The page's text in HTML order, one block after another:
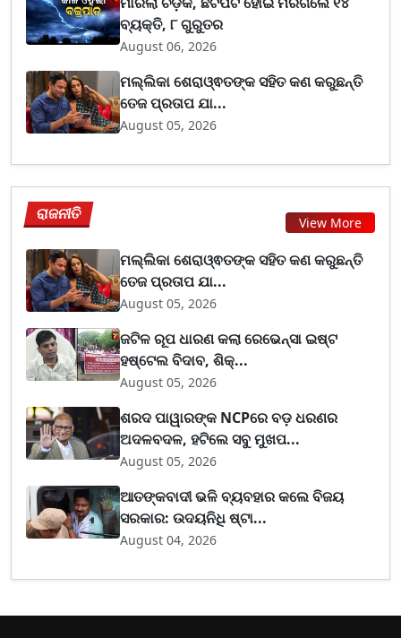
ବ୍ୟକ୍ତି, ୮ ଗୁରୁତର
August 06, 2026
ମଲ୍ଲିକା ଶେରାଓ୍ଵତଙ୍କ ସହିତ କଣ କରୁଛନ୍ତି
ତେଜ ପ୍ରତାପ ଯା...
August 05, 2026
ରାଜନୀତି View More
ମଲ୍ଲିକା ଶେରାଓ୍ଵତଙ୍କ ସହିତ କଣ କରୁଛନ୍ତି
ତେଜ ପ୍ରତାପ ଯା...
August 05, 2026
ଜଟିଳ ରୂପ ଧାରଣ କଲା ରେଭେନ୍ସା ଇଷ୍ଟ
ହଷ୍ଟେଲ ବିଦାବ, ଶିକ୍...
August 05, 2026
ଶରଦ ପାୱାରଙ୍କ NCPରେ ବଡ଼ ଧରଣର
ଅଦଳବଦଳ, ହଟିଲେ ସବୁ ମୁଖପ...
August 05, 2026
ଆତଙ୍କବାଦୀ ଭଳି ବ୍ୟବହାର କଲେ ବିଜୟ
ସରକାର: ଉଦୟନିଧି ଷ୍ଟା...
August 04, 2026